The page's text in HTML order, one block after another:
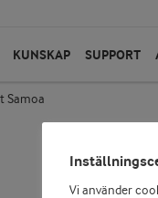
KUNSKAP SUPPORT
Samoa
Vi använder